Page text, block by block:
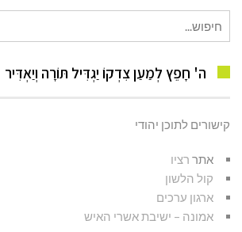
עבור:
ה' חָפֵץ לְמַעַן צִדְקוֹ יַגְדִּיל תּוֹרָה וְיַאְדִּיר
קישורים לתוכן יהודי
אתר רציו
קול הלשון
ארגון ערכים
אמונה – ישיבת אשרי האיש